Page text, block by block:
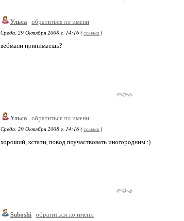
Ульса
обратиться по имени
Среда, 29 Октября 2008 г. 14:16 (ссылка )
вебмани принимаешь?
Ульса
обратиться по имени
Среда, 29 Октября 2008 г. 14:16 (ссылка )
хороший, кстати, повод поучаствовать иногородним :)
Suboshi обратиться по имени